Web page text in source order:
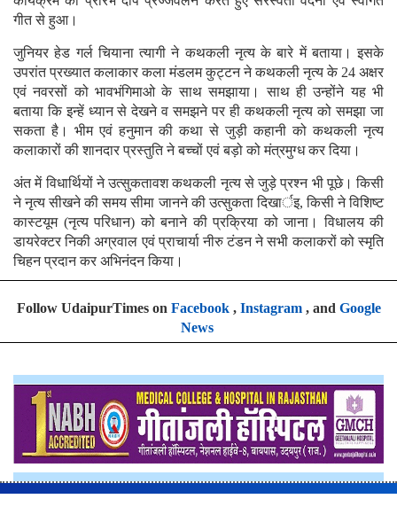
गीत से हुआ।
जुनियर हेड गर्ल चियाना त्यागी ने कथकली नृत्य के बारे में बताया। इसके
उपरांत प्रख्यात कलाकार कला मंडलम कुट्टन ने कथकली नृत्य के 24 अक्षर
एवं नवरसों को भावभंगिमाओ के साथ समझाया। साथ ही उन्होंने यह भी
बताया कि इन्हें ध्यान से देखने व समझने पर ही कथकली नृत्य को समझा जा
सकता है। भीम एवं हनुमान की कथा से जुड़ी कहानी को कथकली नृत्य
कलाकारों की शानदार प्रस्तुति ने बच्चों एवं बड़ो को मंत्रमुग्ध कर दिया।
अंत में विधार्थियों ने उत्सुकतावश कथकली नृत्य से जुड़े प्रश्न भी पूछे। किसी
ने नृत्य सीखने की समय सीमा जानने की उत्सुकता दिखार्इ, किसी ने विशिष्ट
कास्टयूम (नृत्य परिधान) को बनाने की प्रक्रिया को जाना। विधालय की
डायरेक्टर निकी अग्रवाल एवं प्राचार्या नीरु टंडन ने सभी कलाकरों को स्मृति
चिहन प्रदान कर अभिनंदन किया।
Follow UdaipurTimes on Facebook, Instagram, and Google
News